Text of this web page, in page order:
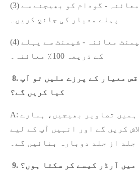
(3) نمونے لینے کا معائنہ - گودام کو بھیجنے سے
پہلے معیار کی جانچ کریں۔
(4) پری شپمنٹ معائنہ - شپمنٹ سے پہلے QC معاونین
کے ذریعہ 100٪ معائنہ۔
معیار کے پرزے ملیں تو آپ
کیا کریں گے؟
A: برائے مہربانی ہمیں تصاویر بھیجیں، ہمارے
کریں گے اور انہیں آپ کے لیے
جلد از جلد دوبارہ بنائیں گے۔
9. میں آرڈر کیسے کر سکتا ہوں؟